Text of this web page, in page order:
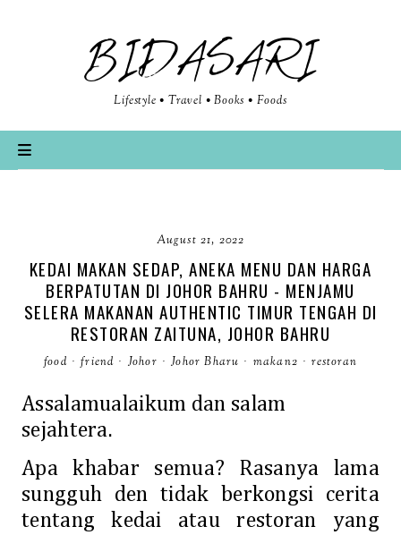
BIDASARI
Lifestyle • Travel • Books • Foods
August 21, 2022
KEDAI MAKAN SEDAP, ANEKA MENU DAN HARGA
BERPATUTAN DI JOHOR BAHRU - MENJAMU
SELERA MAKANAN AUTHENTIC TIMUR TENGAH DI
RESTORAN ZAITUNA, JOHOR BAHRU
food · friend · Johor · Johor Bharu · makan2 · restoran
Assalamualaikum dan salam
sejahtera.
Apa khabar semua? Rasanya lama
sungguh den tidak berkongsi cerita
tentang kedai atau restoran yang